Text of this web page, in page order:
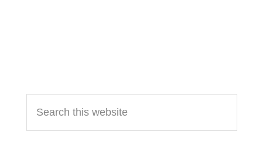
Primary
Sidebar
this
website